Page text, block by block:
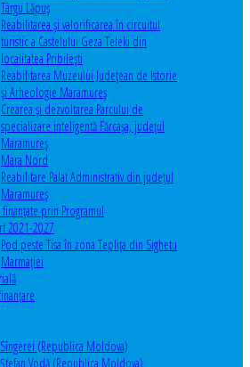
Târgu Lăpuș
Reabilitarea și valorificarea în circuitul
turistic a Castelului Geza Teleki din
localitatea Pribilești
Reabilitarea Muzeului Județean de Istorie
și Arheologie Maramureș
Crearea și dezvoltarea Parcului de
specializare inteligentă Fărcașa, județul
Maramureș
Mara Nord
Reabilitare Palat Administrativ din județul
Maramureș
prin Programul
2021-2027
Pod peste Tisa în zona Teplița din Sighetu
Marmației
(Republica Moldova)
Vodă (Republica Moldova)